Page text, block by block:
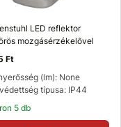
LED reflektor
mozgásérzékelővel
Ft
(lm): None
típusa: IP44
5 db